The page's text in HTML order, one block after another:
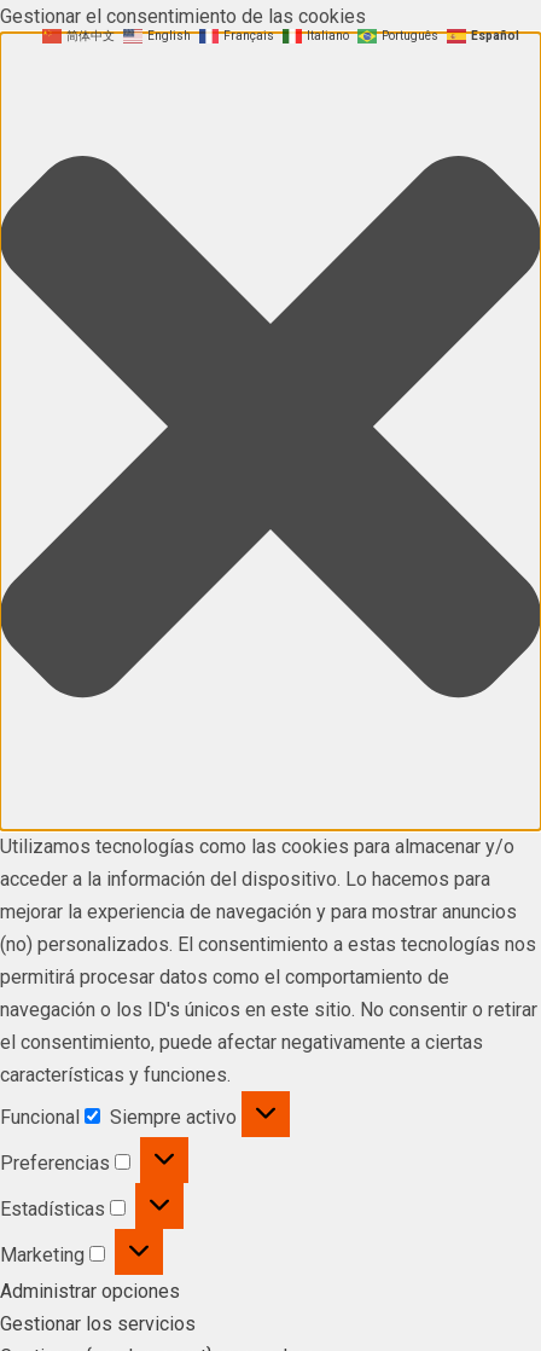
Gestionar el consentimiento de las cookies
Utilizamos tecnologías como las cookies para almacenar y/o
acceder a la información del dispositivo. Lo hacemos para
mejorar la experiencia de navegación y para mostrar anuncios
(no) personalizados. El consentimiento a estas tecnologías nos
permitirá procesar datos como el comportamiento de
navegación o los ID's únicos en este sitio. No consentir o retirar
el consentimiento, puede afectar negativamente a ciertas
características y funciones.
Funcional
Siempre activo
Preferencias
Estadísticas
Marketing
Administrar opciones
Gestionar los servicios
简体中文 English Français Italiano Português Español